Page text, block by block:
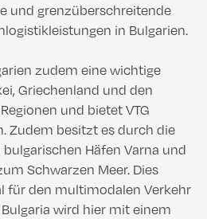
und grenzüberschreitende
in Bulgarien.
zudem eine wichtige
Griechenland und den
und bietet VTG
Zudem besitzt es durch die
Häfen Varna und
Schwarzen Meer. Dies
für den multimodalen Verkehr
wird hier mit einem